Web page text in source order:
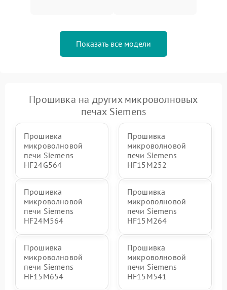
Показать все модели
Прошивка на других микроволновых
печах Siemens
Прошивка
микроволновой
печи Siemens
HF24G564
Прошивка
микроволновой
печи Siemens
HF15M252
Прошивка
микроволновой
печи Siemens
HF24M564
Прошивка
микроволновой
печи Siemens
HF15M264
Прошивка
микроволновой
печи Siemens
HF15M654
Прошивка
микроволновой
печи Siemens
HF15M541